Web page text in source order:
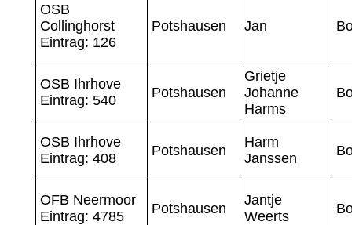
OSB
Collinghorst
Eintrag: 126
Potshausen Jan
OSB Ihrhove
Eintrag: 540
Potshausen
Grietje
Johanne
Harms
OSB Ihrhove
Eintrag: 408
Potshausen
Harm
Janssen
OFB Neermoor
Eintrag: 4785
Potshausen
Jantje
Weerts